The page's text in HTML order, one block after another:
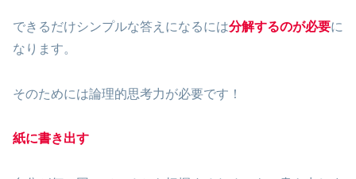
できるだけシンプルな答えになるには分解するのが必要に
なります。
そのためには論理的思考力が必要です！
紙に書き出す